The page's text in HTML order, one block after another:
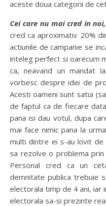
aceste doua categorii de
Cei care nu mai cred in
cred ca aproximativ 20%
actiunile de campanie se
inteleg perfect si oarecum
ca, neavand un mandat
vorbesc despre idei de
Acesti oameni sunt satui
de faptul ca de fiecare
pana isi dau votul, dupa
mai face nimic pana la
multi dintre ei s-au lovit de
sa rezolve o problema
Personal cred ca un
demnitate publica trebuie
electorala timp de 4 ani, iar
electorala sa-si prezinte